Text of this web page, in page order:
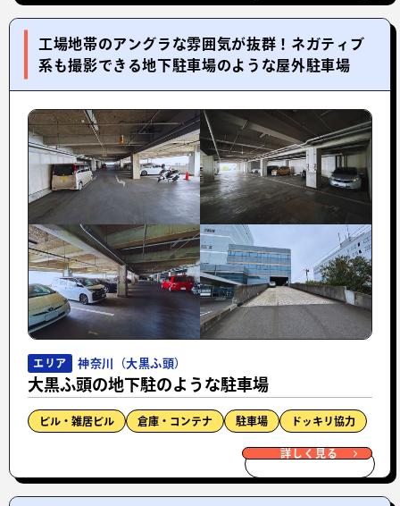
工場地帯のアングラな雰囲気が抜群！ネガティブ
系も撮影できる地下駐車場のような屋外駐車場
エリア 神奈川（大黒ふ頭）
大黒ふ頭の地下駐のような駐車場
ビル・雑居ビル 倉庫・コンテナ 駐車場 ドッキリ協力
詳しく見る